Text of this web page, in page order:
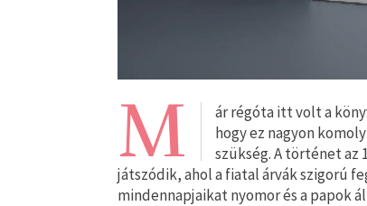
M
ár régóta itt volt a
hogy ez nagyon
szükség. A történet az
játszódik, ahol a fiatal árvák szigorú
mindennapjaikat nyomor és a